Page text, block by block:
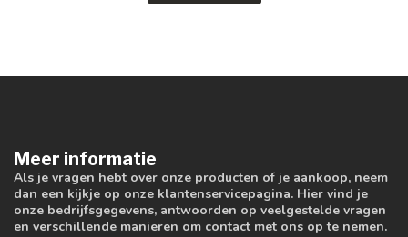
Meer informatie
Als je vragen hebt over onze producten of je aankoop, neem
dan een kijkje op onze klantenservicepagina. Hier vind je
onze bedrijfsgegevens, antwoorden op veelgestelde vragen
en verschillende manieren om contact met ons op te nemen.